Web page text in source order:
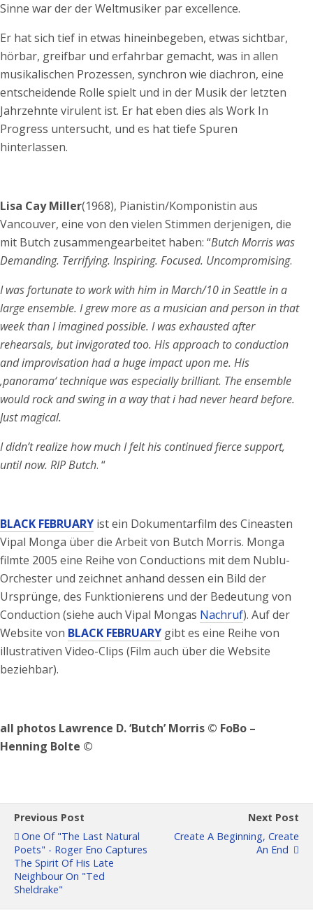
Sinne war der der Weltmusiker par excellence.
Er hat sich tief in etwas hineinbegeben, etwas sichtbar,
hörbar, greifbar und erfahrbar gemacht, was in allen
musikalischen Prozessen, synchron wie diachron, eine
entscheidende Rolle spielt und in der Musik der letzten
Jahrzehnte virulent ist. Er hat eben dies als Work In
Progress untersucht, und es hat tiefe Spuren
hinterlassen.
Lisa Cay Miller(1968), Pianistin/Komponistin aus
Vancouver, eine von den vielen Stimmen derjenigen, die
mit Butch zusammengearbeitet haben: “Butch Morris was
Demanding. Terrifying. Inspiring. Focused. Uncompromising.
I was fortunate to work with him in March/10 in Seattle in a
large ensemble. I grew more as a musician and person in that
week than I imagined possible. I was exhausted after
rehearsals, but invigorated too. His approach to conduction
and improvisation had a huge impact upon me. His
‚panorama‘ technique was especially brilliant. The ensemble
would rock and swing in a way that i had never heard before.
Just magical.
I didn’t realize how much I felt his continued fierce support,
until now. RIP Butch. “
BLACK FEBRUARY ist ein Dokumentarfilm des Cineasten
Vipal Monga über die Arbeit von Butch Morris. Monga
filmte 2005 eine Reihe von Conductions mit dem Nublu-
Orchester und zeichnet anhand dessen ein Bild der
Ursprünge, des Funktionierens und der Bedeutung von
Conduction (siehe auch Vipal Mongas Nachruf). Auf der
Website von BLACK FEBRUARY gibt es eine Reihe von
illustrativen Video-Clips (Film auch über die Website
beziehbar).
all photos Lawrence D. ‘Butch’ Morris © FoBo –
Henning Bolte ©
Previous Post
One Of "the Last Natural
Poets" - Roger Eno Captures
The Spirit Of His Late
Neighbour On "Ted
Sheldrake"
Next Post
Create A Beginning, Create
An End